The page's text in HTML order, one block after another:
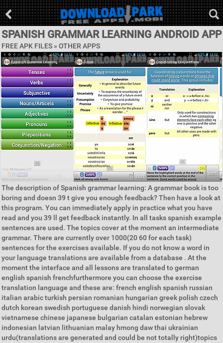
SPANISH GRAMMAR LEARNING ANDROID APP
FREE APK FILES » OTHER APPS
The description of Spanish grammar learning: A grammar book is too
boring and doesn 39 t give you enough feedback? Then have a look at
this program. You can immediately apply in practice what you have
read and you 39 ll get feedback instantly. In all tasks spanish example
sentences are used. The topics cover at the moment an intermediate
grammar. There are currently over 1000(20 60 for each task)
sentences for the exercises available. If you do not know a word in
your language translations are available from a database . At the
moment the interface and all lessons are translated to german
english spanish frenchfurthermore you can choose the exercise
translation language and these are: french english spanish russian
italian arabic turkish persian romanian hungarian greek polish czech
dutch korean swedish portuguese danish hindi norwegian slovak
vietnamese chinese japanese bulgarian catalan estonian hebrew
indonesian latvian lithuanian malay hmong daw thai ukrainian
urdu(translations are generated and could be not totally right)topics